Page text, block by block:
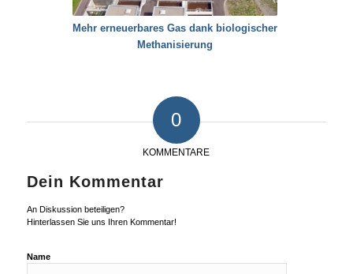
Mehr erneuerbares Gas dank biologischer
Methanisierung
0
KOMMENTARE
Dein Kommentar
An Diskussion beteiligen?
Hinterlassen Sie uns Ihren Kommentar!
Name